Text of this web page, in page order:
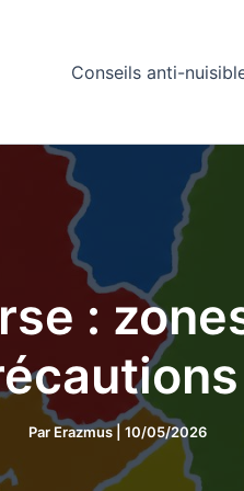
Conseils anti-
:
Par Erazmus| 10/05/2026